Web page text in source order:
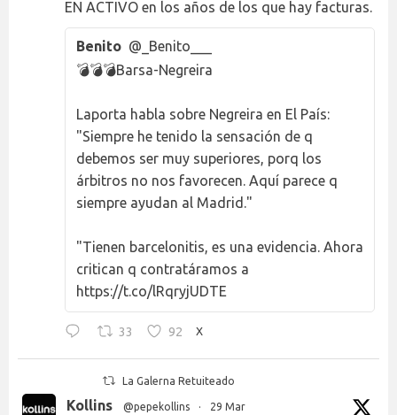
EN ACTIVO en los años de los que hay facturas.
Benito @_Benito___
💣💣💣Barsa-Negreira
Laporta habla sobre Negreira en El País:
"Siempre he tenido la sensación de q
debemos ser muy superiores, porq los
árbitros no nos favorecen. Aquí parece q
siempre ayudan al Madrid."
"Tienen barcelonitis, es una evidencia. Ahora
critican q contratáramos a
https://t.co/lRqryjUDTE
33 92 X
La Galerna Retuiteado
Kollins @pepekollins · 29 Mar